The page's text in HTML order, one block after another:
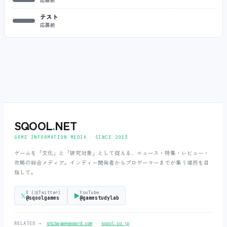
テスト
応募前
SQOOL.NET
GAME INFORMATION MEDIA ‧ SINCE 2013
ゲームを「文化」と「研究対象」として捉える、ニュース・特集・レビュー・
攻略の総合メディア。インディー開発者からプロゲーマーまでが集う場所を目
指して。
𝕏 X (旧Twitter)
@sqoolgames ▶YouTube
@gamestudylab
RELATED → shibagameaward.com ‧ sqool.co.jp